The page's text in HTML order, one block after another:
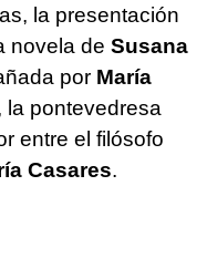
la presentación
novela de Susana
por María
la pontevedresa
entre el filósofo
Casares.